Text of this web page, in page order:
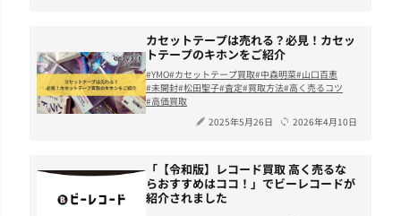
カセットテープは売れる？必見！カセッ
トテープのキホンをご紹介
YMO カセットテープ買取 中森明菜 山口百恵
未開封 松田聖子 査定 買取方法 高く売るコツ
高価買取
2025年5月26日
2026年4月10日
「【令和版】レコード買取 高く売るな
らおすすめはココ！」でビーレコードが
紹介されました